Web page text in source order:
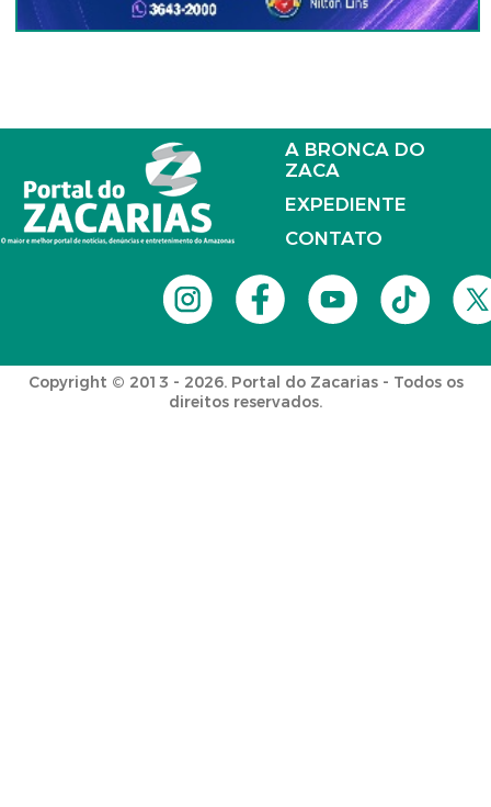
A BRONCA DO
ZACA
EXPEDIENTE
CONTATO
Copyright © 2013 - 2026. Portal do Zacarias - Todos os
direitos reservados.